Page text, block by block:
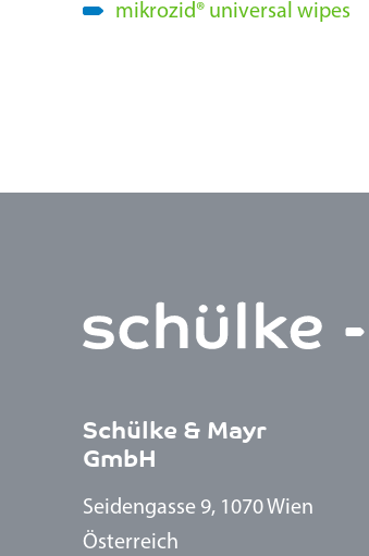
mikrozid® universal wipes
Schülke & Mayr
GmbH
Seidengasse 9, 1070 Wien
Österreich